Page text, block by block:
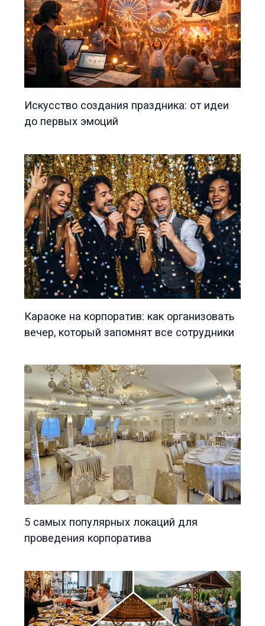
Искусство создания праздника: от идеи
до первых эмоций
Караоке на корпоратив: как организовать
вечер, который запомнят все сотрудники
5 самых популярных локаций для
проведения корпоратива